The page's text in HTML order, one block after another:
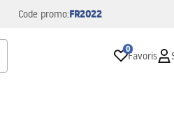
Code promo:FR2022
0
Favoris